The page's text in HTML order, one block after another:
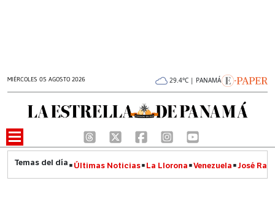
MIÉRCOLES 05 AGOSTO 2026 29.4°C | PANAMÁ
Últimas Noticias La Llorona Venezuela José